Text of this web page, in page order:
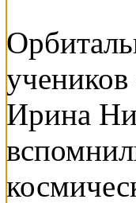
Ирина